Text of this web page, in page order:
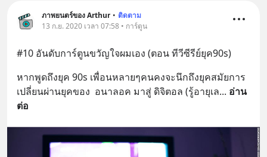
ภาพยนตร์ของ Arthur • ติดตาม
13 ก.ย. 2020 เวลา 07:58 • การ์ตูน
#10 อันดับการ์ตูนขวัญใจผมเอง (ตอน ทีวีซีรีย์ยุค90s)
หากพูดถึงยุค 90s เพื่อนหลายๆคนคงจะนึกถึงยุคสมัยการ
เปลี่ยนผ่านยุคของ  อนาลอค มาสู่ ดิจิตอล (รู้อายุเล... อ่าน
ต่อ